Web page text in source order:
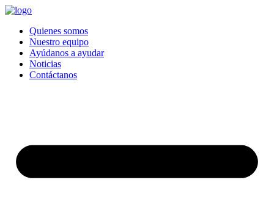
Quienes somos
Nuestro equipo
Ayúdanos a ayudar
Noticias
Contáctanos